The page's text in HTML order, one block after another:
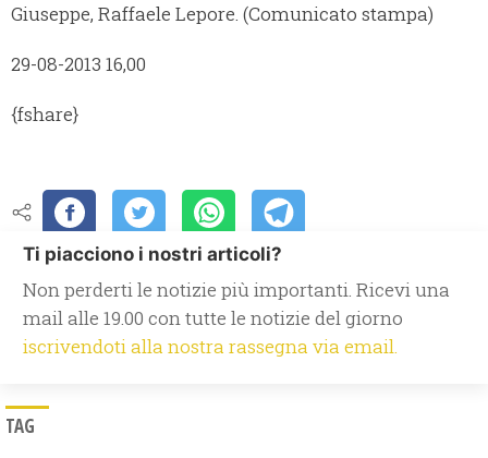
Giuseppe, Raffaele Lepore. (Comunicato stampa)
29-08-2013 16,00
{fshare}
Ti piacciono i nostri articoli?
Non perderti le notizie più importanti. Ricevi una
mail alle 19.00 con tutte le notizie del giorno
iscrivendoti alla nostra rassegna via email.
TAG